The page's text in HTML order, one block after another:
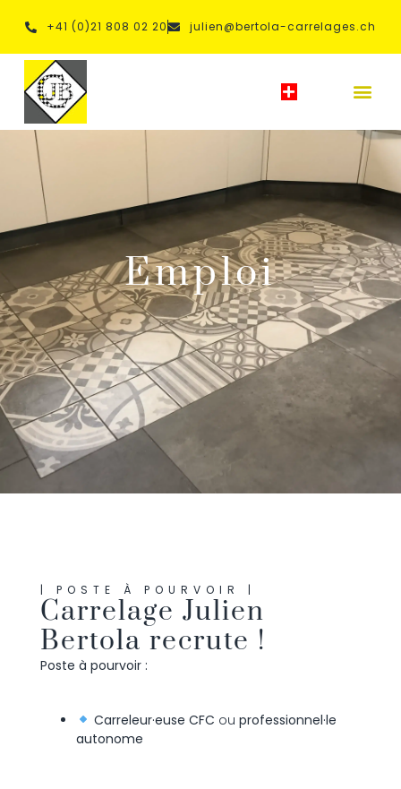
+41 (0)21 808 02 20 julien@bertola-carrelages.ch
Emploi
| POSTE À POURVOIR |
Carrelage Julien
Bertola recrute !
Poste à pourvoir :
Carreleur·euse CFC ou professionnel·le
autonome